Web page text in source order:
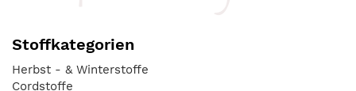
Stoffkategorien
Herbst - & Winterstoffe
Cordstoffe